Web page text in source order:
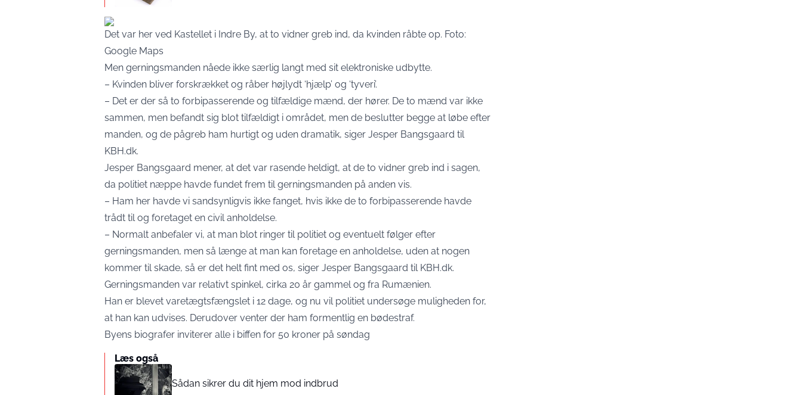
Det var her ved Kastellet i Indre By, at to vidner greb ind, da kvinden råbte op. Foto:
Google Maps
Men gerningsmanden nåede ikke særlig langt med sit elektroniske udbytte.
– Kvinden bliver forskrækket og råber højlydt ‘hjælp’ og ‘tyveri’.
– Det er der så to forbipasserende og tilfældige mænd, der hører. De to mænd var ikke
sammen, men befandt sig blot tilfældigt i området, men de beslutter begge at løbe efter
manden, og de pågreb ham hurtigt og uden dramatik, siger Jesper Bangsgaard til
KBH.dk.
Jesper Bangsgaard mener, at det var rasende heldigt, at de to vidner greb ind i sagen,
da politiet næppe havde fundet frem til gerningsmanden på anden vis.
– Ham her havde vi sandsynligvis ikke fanget, hvis ikke de to forbipasserende havde
trådt til og foretaget en civil anholdelse.
– Normalt anbefaler vi, at man blot ringer til politiet og eventuelt følger efter
gerningsmanden, men så længe at man kan foretage en anholdelse, uden at nogen
kommer til skade, så er det helt fint med os, siger Jesper Bangsgaard til KBH.dk.
Gerningsmanden var relativt spinkel, cirka 20 år gammel og fra Rumænien.
Han er blevet varetægtsfængslet i 12 dage, og nu vil politiet undersøge muligheden for,
at han kan udvises. Derudover venter der ham formentlig en bødestraf.
Byens biografer inviterer alle i biffen for 50 kroner på søndag
Læs også
Sådan sikrer du dit hjem mod indbrud